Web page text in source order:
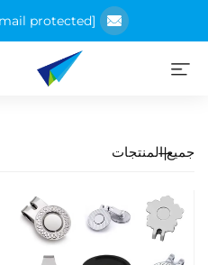
[email protected]
جميع المنتجات